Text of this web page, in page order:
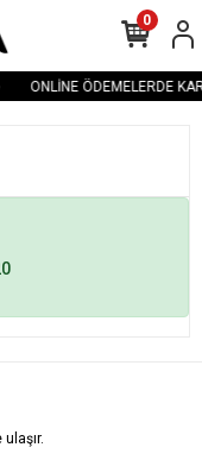
ONLİNE ÖDEMELERDE
0